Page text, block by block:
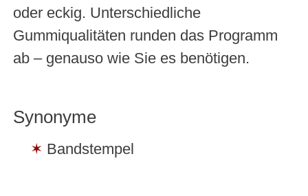
oder eckig. Unterschiedliche
Gummiqualitäten runden das Programm
ab – genauso wie Sie es benötigen.
Synonyme
Bandstempel